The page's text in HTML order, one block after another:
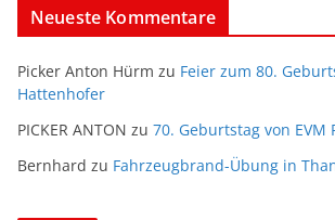
Neueste Kommentare
Picker Anton Hürm zu Feier zum 80.
Hattenhofer
PICKER ANTON zu 70. Geburtstag von
Bernhard zu Fahrzeugbrand-Übung in